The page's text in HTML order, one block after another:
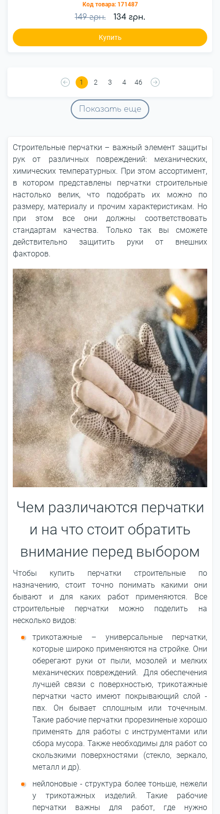
Код товара: 171487
149 грн. 134 грн.
Купить
1 2 3 4 46
Показать еще
Строительные перчатки – важный элемент защиты
рук от различных повреждений: механических,
химических температурных. При этом ассортимент,
в котором представлены перчатки строительные
настолько велик, что подобрать их можно по
размеру, материалу и прочим характеристикам. Но
при этом все они должны соответствовать
стандартам качества. Только так вы сможете
действительно защитить руки от внешних
факторов.
Чем различаются перчатки
и на что стоит обратить
внимание перед выбором
Чтобы купить перчатки строительные по
назначению, стоит точно понимать какими они
бывают и для каких работ применяются. Все
строительные перчатки можно поделить на
несколько видов:
трикотажные – универсальные перчатки,
которые широко применяются на стройке. Они
оберегают руки от пыли, мозолей и мелких
механических повреждений. Для обеспечения
лучшей связи с поверхностью, трикотажные
перчатки часто имеют покрывающий слой -
пвх. Он бывает сплошным или точечным.
Такие рабочие перчатки прорезиненые хорошо
применять для работы с инструментами или
сбора мусора. Также необходимы для работ со
скользкими поверхностями (стекло, зеркало,
металл и др).
нейлоновые - структура более тоньше, нежели
у трикотажных изделий. Такие рабочие
перчатки важны для работ, где нужно